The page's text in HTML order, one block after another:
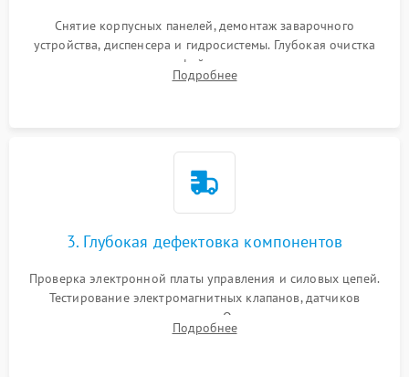
Снятие корпусных панелей, демонтаж заварочного
устройства, диспенсера и гидросистемы. Глубокая очистка
внутренних узлов от кофейных масел, жмыха и накипи.
Промывка дренажных каналов и фильтров с использованием
Подробнее
3. Глубокая дефектовка компонентов
Проверка электронной платы управления и силовых цепей.
Тестирование электромагнитных клапанов, датчиков
температуры и расходомера. Оценка степени износа
жерновов кофемолки, уплотнительных колец гидросистемы
Подробнее